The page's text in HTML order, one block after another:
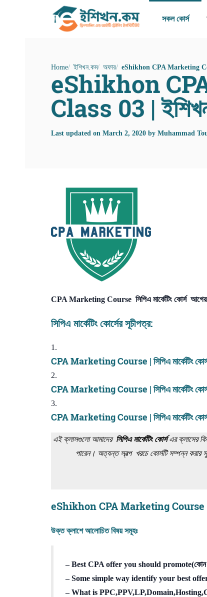
সকল কোর্স
Home ইশিখন.কম অফার eShikhon CPA Marketing
eShikhon
Class 03 | ইশিখন
Last updated on March 2, 2020 by Muhammad
CPA Marketing Course সিপিএ মার্কেটিং কোর্স আগের
সিপিএ মার্কেটিংকোর্সের সূচীপত্র:
CPA Marketing Course | সিপিএ মার্কেটিং
CPA Marketing Course | সিপিএ মার্কেটিং
CPA Marketing Course | সিপিএ মার্কেটিং
এই ক্লাসগুলো আমাদের সিপিএ মার্কেটিং কোর্সএর ক্লাসের
পারেন। অত্যন্ত স্বল্প খরচে কোর্সটি সম্পন্ন করার
eShikhon CPA Marketing Course |
উক্ত ক্লাশে আলোচিত বিষয় সমূহঃ
– Best CPA offer you should promote(কোন
– Some simple way identify your best
– What is